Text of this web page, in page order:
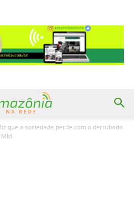
que a sociedade perde com a derrubada